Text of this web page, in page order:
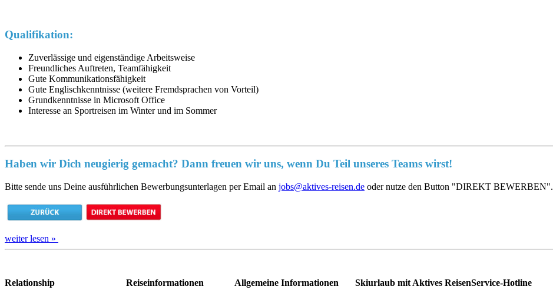
Qualifikation:
Zuverlässige und eigenständige Arbeitsweise
Freundliches Auftreten, Teamfähigkeit
Gute Kommunikationsfähigkeit
Gute Englischkenntnisse (weitere Fremdsprachen von Vorteil)
Grundkenntnisse in Microsoft Office
Interesse an Sportreisen im Winter und im Sommer
Haben wir Dich neugierig gemacht? Dann freuen wir uns, wenn Du Teil unseres Teams wirst!
Bitte sende uns Deine ausführlichen Bewerbungsunterlagen per Email an jobs@aktives-reisen.de oder nutze den Button "DIREKT BEWERBEN".
weiter lesen »
Relationship Reiseinformationen Allgemeine Informationen Skiurlaub mit Aktives ReisenService-Hotline